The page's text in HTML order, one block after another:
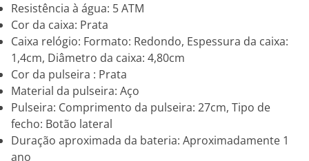
Resistência à água: 5 ATM
Cor da caixa: Prata
Caixa relógio: Formato: Redondo, Espessura da caixa:
1,4cm, Diâmetro da caixa: 4,80cm
Cor da pulseira : Prata
Material da pulseira: Aço
Pulseira: Comprimento da pulseira: 27cm, Tipo de
fecho: Botão lateral
Duração aproximada da bateria: Aproximadamente 1
ano